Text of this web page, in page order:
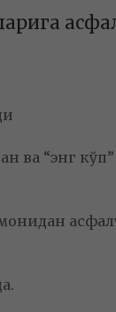
“энг кўп”